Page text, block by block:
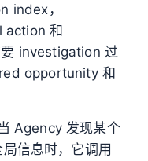
index，
action 和
investigation 过
opportunity 和
Agency 发现某个
信息时，它调用